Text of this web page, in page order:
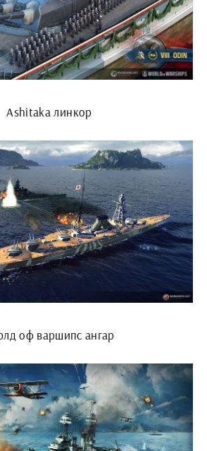
Ashitaka линкор
оф варшипс ангар